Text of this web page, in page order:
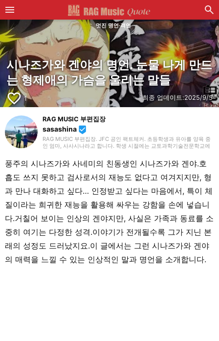
멋진 명언·격언
시나즈가와 겐야의 명언. 눈물 나게 만드
는 형제애의 가슴을 울리는 말들
favorite_border 1 최종 업데이트:2025/9/5
RAG MUSIC 부편집장
sasashina beenhere
RAG MUSIC 부편집장. JFC 공인 팩트체커. 초등학생과 유아를 양육 중
인 엄마, 사사시나라고 합니다. 학생 시절에는 교토과학기술전문학교에
에이티브한 표현력의 기초까지 익혔습니다. 졸업 후 현재 재직 중인 음악
제작 회사에 입사하여 지금까지 줄곧 제작 분야에서 경험을 쌓으며, 음악
을 축으로 다양한 업무에 임하고 있습니다. 현재는 제가 나름대로 육아를
통해 배우고, 아이들과 매일 마주하며 느끼고 알게 된 것들을 살려, 아동
대상의 기사 중심으로 담당하고 있습니다. 조금이라도 여러분께 도움이
되길 바랍니다!
풍주의 시나즈가와 사네미의 친동생인 시나즈가와 겐야.호
흡도 쓰지 못하고 검사로서의 재능도 없다고 여겨지지만, 형
과 만나 대화하고 싶다… 인정받고 싶다는 마음에서, 특이 체
질이라는 희귀한 재능을 활용해 싸우는 강함을 손에 넣습니
다.거칠어 보이는 인상의 겐야지만, 사실은 가족과 동료를 소
중히 여기는 다정한 성격.이야기가 전개될수록 그가 지닌 본
래의 성정도 드러났지요.이 글에서는 그런 시나즈가와 겐야
의 매력을 느낄 수 있는 인상적인 말과 명언을 소개합니다.